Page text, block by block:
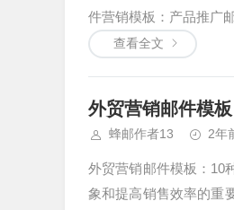
件营销模板：产品推广
查看全文
外贸营销邮件模
蜂邮作者13 2年
外贸营销邮件模板：10
象和提高销售效率的重